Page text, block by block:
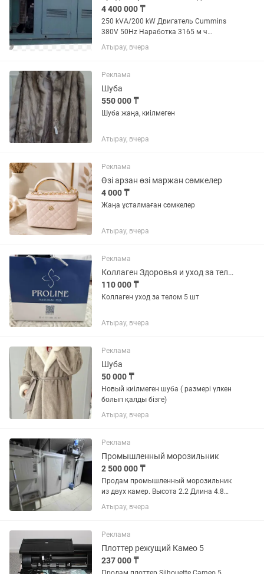
4 400 000 ₸
250 kVA/200 kW Двигатель Cummins
380V 50Hz Наработка 3165 м ч
Шумозащитный кожух Предпусковой
подогрев Топливный бак 220 л Англия
рабочий. Запускается с пол...
Атырау, вчера
Реклама
Шуба
550 000 ₸
Шуба жаңа, киілмеген
Атырау, вчера
Реклама
Өзі арзан өзі маржан сөмкелер
4 000 ₸
Жаңа ұсталмаған сөмкелер
Атырау, вчера
Реклама
Коллаген Здоровья и уход за телом
110 000 ₸
Коллаген уход за телом 5 шт
Атырау, вчера
Реклама
Шуба
50 000 ₸
Новый киілмеген шуба ( размері үлкен
болып қалды бізге)
Атырау, вчера
Реклама
Промышленный морозильник
2 500 000 ₸
Продам промышленный морозильник
из двух камер. Высота 2.2 Длина 4.8
Ширина 1.96 2.35х1.8х2.4 2.23х1.8х2.4
Атырау, вчера
Реклама
Плоттер режущий Камео 5
237 000 ₸